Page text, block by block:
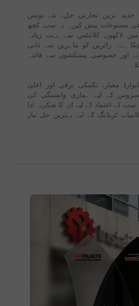
جدید ترین تجارتی حل، نئے بونس
مصنوعات پیش کیں۔ یہ سب کچھ
لاکھوں کلائنٹس سے بہت زیادہ
ہے۔ زائرین کو ماہرین سے ذاتی
اور خصوصی پیشکشوں سے فائدہ
معیار، تکنیکی ترقی اور اعلیٰ
کے لیے ہماری وابستگی کی
کے اعتماد کے لیے ان کا شکریہ ادا
ٹریڈنگ کے لیے بہترین حل تیار